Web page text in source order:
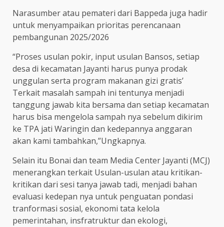
Narasumber atau pemateri dari Bappeda juga hadir
untuk menyampaikan prioritas perencanaan
pembangunan 2025/2026
“Proses usulan pokir, input usulan Bansos, setiap
desa di kecamatan Jayanti harus punya prodak
unggulan serta program makanan gizi gratis’
Terkait masalah sampah ini tentunya menjadi
tanggung jawab kita bersama dan setiap kecamatan
harus bisa mengelola sampah nya sebelum dikirim
ke TPA jati Waringin dan kedepannya anggaran
akan kami tambahkan,”Ungkapnya.
Selain itu Bonai dan team Media Center Jayanti (MCJ)
menerangkan terkait Usulan-usulan atau kritikan-
kritikan dari sesi tanya jawab tadi, menjadi bahan
evaluasi kedepan nya untuk penguatan pondasi
tranformasi sosial, ekonomi tata kelola
pemerintahan, insfratruktur dan ekologi,